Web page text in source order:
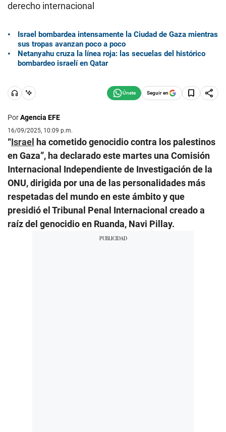
derecho internacional
Israel bombardea intensamente la Ciudad de Gaza mientras
sus tropas avanzan poco a poco
Netanyahu cruza la línea roja: las secuelas del histórico
bombardeo israelí en Qatar
Seguir en
PorAgencia EFE
16/09/2025, 10:09 p.m.
“Israel ha cometido genocidio contra los palestinos
en Gaza”, ha declarado este martes una Comisión
Internacional Independiente de Investigación de la
ONU, dirigida por una de las personalidades más
respetadas del mundo en este ámbito y que
presidió el Tribunal Penal Internacional creado a
raíz del genocidio en Ruanda, Navi Pillay.